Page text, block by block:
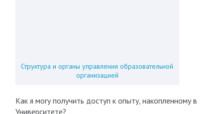
Структура и органы управления образовательной
организацией
Как я могу получить доступ к опыту, накопленному в
Университете?